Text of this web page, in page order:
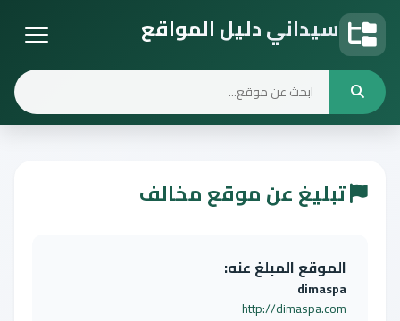
سيداني دليل المواقع
تبليغ عن موقع مخالف
الموقع المبلغ عنه:
dimaspa
http://dimaspa.com